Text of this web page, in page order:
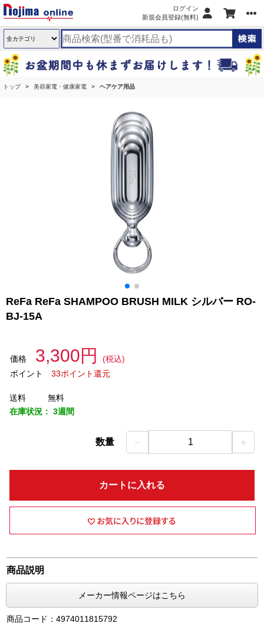
ログイン
新規会員登録(無料)
トップ 美容家電・健康家電 ヘアケア用品
ReFa ReFa SHAMPOO BRUSH MILK シルバー RO-
BJ-15A
価格 3,300円
(税込)
ポイント
33ポイント還元
送料
無料
在庫状況： 3週間
数量 － 1 ＋
カートに入れる
商品説明
メーカー情報ページはこちら
商品コード：4974011815792